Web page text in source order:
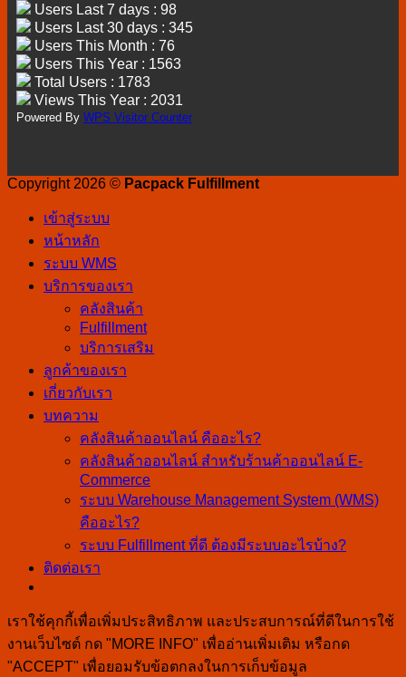
Users Last 7 days : 98
Users Last 30 days : 345
Users This Month : 76
Users This Year : 1563
Total Users : 1783
Views This Year : 2031
Powered By WPS Visitor Counter
Copyright 2026 © Pacpack Fulfillment
เข้าสู่ระบบ
หน้าหลัก
ระบบ WMS
บริการของเรา
คลังสินค้า
Fulfillment
บริการเสริม
ลูกค้าของเรา
เกี่ยวกับเรา
บทความ
คลังสินค้าออนไลน์ คืออะไร?
คลังสินค้าออนไลน์ สำหรับร้านค้าออนไลน์ E-
Commerce
ระบบ Warehouse Management System (WMS)
คืออะไร?
ระบบ Fulfillment ที่ดี ต้องมีระบบอะไรบ้าง?
ติดต่อเรา
เราใช้คุกกี้เพื่อเพิ่มประสิทธิภาพ และประสบการณ์ที่ดีในการใช้
งานเว็บไซต์ กด "MORE INFO" เพื่ออ่านเพิ่มเติม หรือกด
"ACCEPT" เพื่อยอมรับข้อตกลงในการเก็บข้อมูล